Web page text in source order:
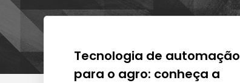
Tecnologia de automação
para o agro: conheça a